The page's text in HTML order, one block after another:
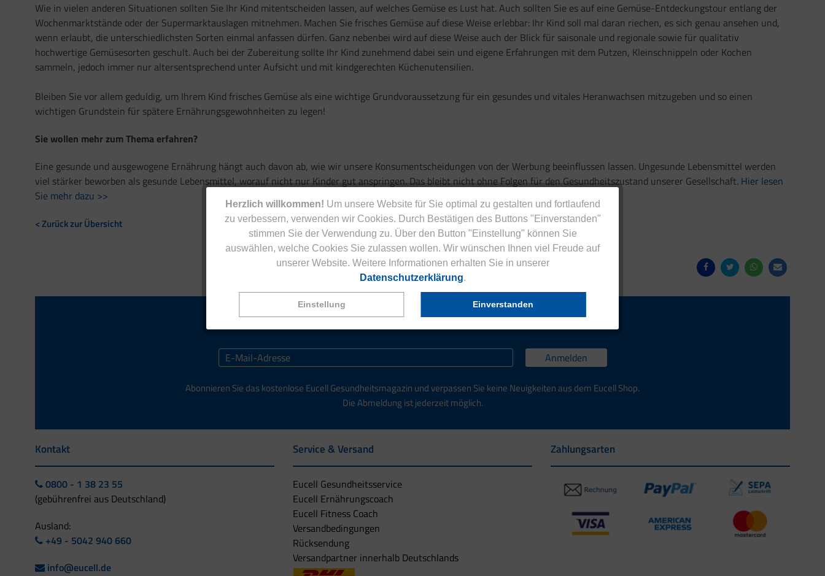
Herzlich willkommen! Um unsere Website für Sie optimal zu gestalten und fortlaufend
zu verbessern, verwenden wir Cookies. Durch Bestätigen des Buttons "Einverstanden"
stimmen Sie der Verwendung zu. Über den Button "Einstellung" können Sie
auswählen, welche Cookies Sie zulassen wollen. Wir wünschen Ihnen viel Freude auf
unserer Website. Weitere Informationen erhalten Sie in unserer
Datenschutzerklärung.
Einstellung Einverstanden
Wie in vielen anderen Situationen sollten Sie Ihr Kind mitentscheiden lassen, auf welches Gemüse es Lust hat. Auch sollten Sie es auf eine Gemüse-Entdeckungstour entlang der
Wochenmarktstände oder der Supermarktauslagen mitnehmen. Machen Sie frisches Gemüse auf diese Weise erlebbar: Ihr Kind soll mal daran riechen, es sich genau ansehen und,
wenn erlaubt, die unterschiedlichsten Sorten einmal anfassen dürfen. Ganz nebenbei wird auf diese Weise auch der Blick für saisonale und regionale sowie für qualitativ
hochwertige Gemüsesorten geschult. Auch bei der Zubereitung sollte Ihr Kind zunehmend dabei sein und eigene Erfahrungen mit dem Putzen, Kleinschnippeln oder Kochen
sammeln, jedoch immer nur altersentsprechend unter Aufsicht und mit kindgerechten Küchenutensilien.
Bleiben Sie vor allem geduldig, um Ihrem Kind frisches Gemüse als eine wichtige Grundvoraussetzung für ein gesundes und vitales Heranwachsen mitzugeben und so einen
wichtigen Grundstein für spätere Ernährungsgewohnheiten zu legen!
Sie wollen mehr zum Thema erfahren?
Eine gesunde und ausgewogene Ernährung hängt auch davon ab, wie wir unsere Konsumentscheidungen von der Werbung beeinflussen lassen. Ungesunde Lebensmittel werden
viel stärker beworben als gesunde Lebensmittel, worauf nicht nur Kinder gut anspringen. Das bleibt nicht ohne Folgen für den Gesundheitszustand unserer Gesellschaft. Hier lesen
Sie mehr dazu >>
< Zurück zur Übersicht
Jetzt zum Newsletter anmelden.
Anmelden
Abonnieren Sie das kostenlose Eucell Gesundheitsmagazin und verpassen Sie keine Neuigkeiten aus dem Eucell Shop.
Die Abmeldung ist jederzeit möglich.
Kontakt
0800 - 1 38 23 55
(gebührenfrei aus Deutschland)
Ausland:
+49 - 5042 940 660
info@eucell.de
Service & Versand
Eucell Gesundheitsservice
Eucell Ernährungscoach
Eucell Fitness Coach
Versandbedingungen
Rücksendung
Versandpartner innerhalb Deutschlands
Zahlungsarten